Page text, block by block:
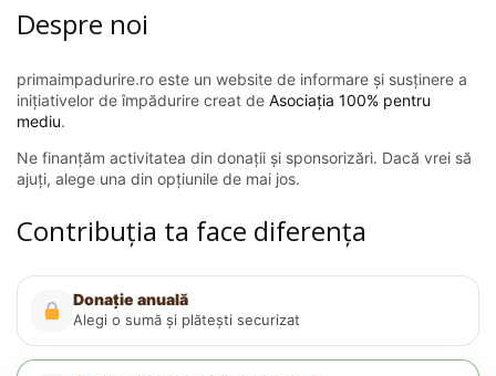
Despre noi
primaimpadurire.ro este un website de informare și susținere a
inițiativelor de împădurire creat de Asociația 100% pentru
mediu.
Ne finanțăm activitatea din donații și sponsorizări. Dacă vrei să
ajuți, alege una din opțiunile de mai jos.
Contribuția ta face diferența
Donație anuală
Alegi o sumă și plătești securizat